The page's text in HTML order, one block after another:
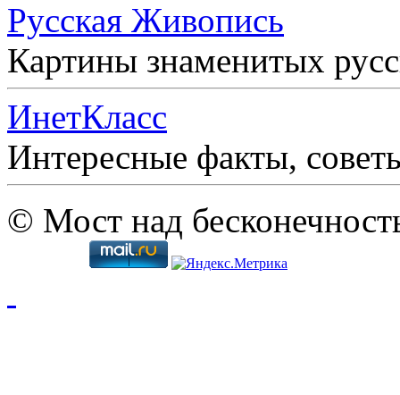
Русская Живопись
Картины знаменитых
ИнетКласс
Интересные факты,
© Мост над